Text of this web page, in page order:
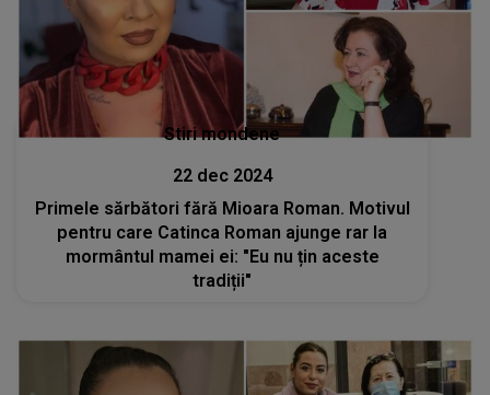
Stiri mondene
22 dec 2024
Primele sărbători fără Mioara Roman. Motivul
pentru care Catinca Roman ajunge rar la
mormântul mamei ei: "Eu nu țin aceste
tradiții"